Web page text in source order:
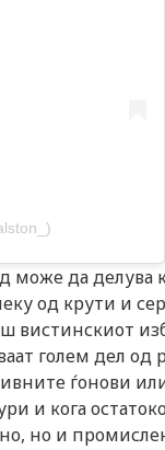
може да делува
од крути и
вистинскиот
голем дел од
ѓонови
и кога
но и